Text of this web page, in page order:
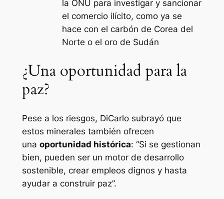
la ONU para investigar y sancionar
el comercio ilícito, como ya se
hace con el carbón de Corea del
Norte o el oro de Sudán
¿Una oportunidad para la
paz?
Pese a los riesgos, DiCarlo subrayó que
estos minerales también ofrecen
una oportunidad histórica: “Si se gestionan
bien, pueden ser un motor de desarrollo
sostenible, crear empleos dignos y hasta
ayudar a construir paz”.